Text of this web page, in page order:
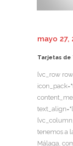
mayo 27,
Tarjetas de
[vc_row
tenemos a
Málaga,